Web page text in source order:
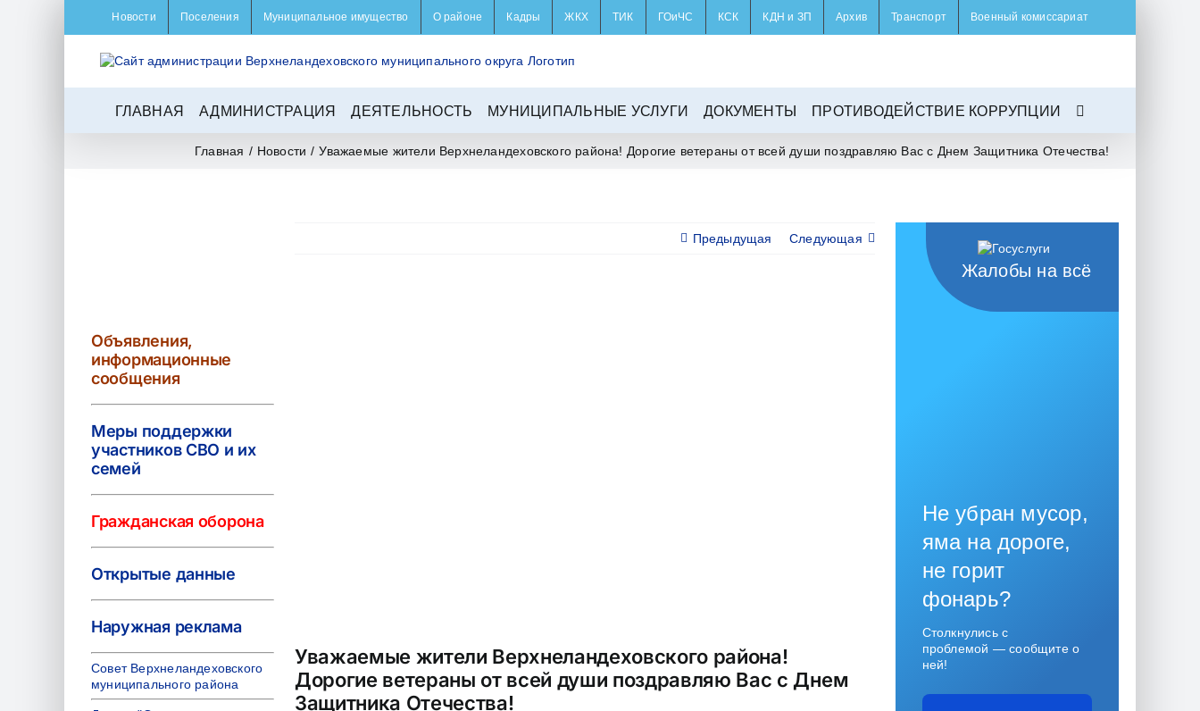
Новости Поселения Муниципальное имущество О районе Кадры ЖКХ ТИК ГОиЧС КСК КДН и ЗП Архив Транспорт Военный комиссариат
ГЛАВНАЯ АДМИНИСТРАЦИЯ ДЕЯТЕЛЬНОСТЬ МУНИЦИПАЛЬНЫЕ УСЛУГИ ДОКУМЕНТЫ ПРОТИВОДЕЙСТВИЕ КОРРУПЦИИ
Главная / Новости / Уважаемые жители Верхнеландеховского района! Дорогие ветераны от всей души поздравляю Вас с Днем Защитника Отечества!
Предыдущая Следующая
Уважаемые жители Верхнеландеховского района!
Дорогие ветераны от всей души поздравляю Вас с Днем
Защитника Отечества!
Объявления,
информационные
сообщения
Меры поддержки
участников СВО и их
семей
Гражданская оборона
Открытые данные
Наружная реклама
Совет Верхнеландеховского
муниципального района
Жалобы на всё
Не убран мусор,
яма на дороге,
не горит
фонарь?
Столкнулись с
проблемой — сообщите о
ней!